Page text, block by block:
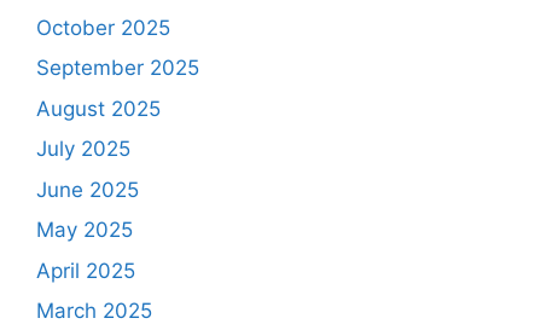
October 2025
September 2025
August 2025
July 2025
June 2025
May 2025
April 2025
March 2025